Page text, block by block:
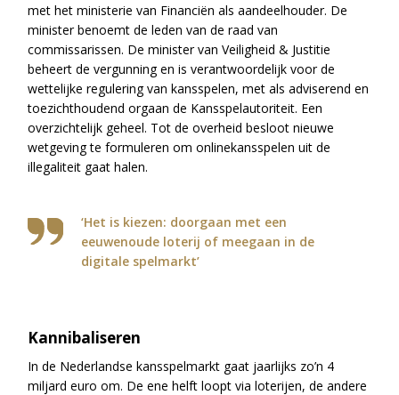
met het ministerie van Financiën als aandeelhouder. De
minister benoemt de leden van de raad van
commissarissen. De minister van Veiligheid & Justitie
beheert de vergunning en is verantwoordelijk voor de
wettelijke regulering van kansspelen, met als adviserend en
toezichthoudend orgaan de Kansspelautoriteit. Een
overzichtelijk geheel. Tot de overheid besloot nieuwe
wetgeving te formuleren om onlinekansspelen uit de
illegaliteit gaat halen.
‘Het is kiezen: doorgaan met een
eeuwenoude loterij of meegaan in de
digitale spelmarkt’
Kannibaliseren
In de Nederlandse kansspelmarkt gaat jaarlijks zo’n 4
miljard euro om. De ene helft loopt via loterijen, de andere